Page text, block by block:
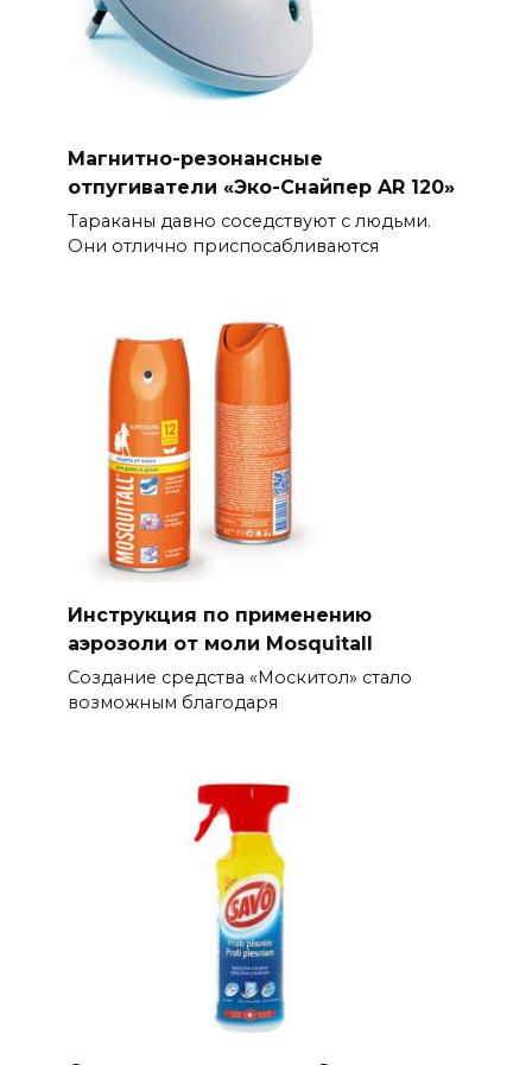
Магнитно-резонансные
отпугиватели «Эко-Снайпер AR 120»
Тараканы давно соседствуют с людьми.
Они отлично приспосабливаются
Инструкция по применению
аэрозоли от моли Mosquitall
Создание средства «Москитол» стало
возможным благодаря